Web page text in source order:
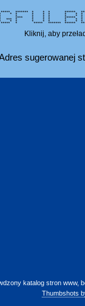
******* * * * ******
* * * * * * * *
* * * * * * *
**** * * *
*** * * * * * *
* * * * * * *
***** * ***** *******
Kliknij, aby
sugerowanej
katalog stron www,
Thumbshots